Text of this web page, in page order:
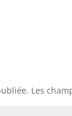
a
m
Les